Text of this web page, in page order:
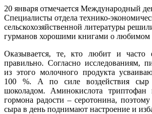
20 января отмечается Международный
Специалисты отдела технико-
сельскохозяйственной литературы
гурманов хорошими книгами о любимом
Оказывается, те, кто любит и часто
правильно. Согласно исследованиям,
из этого молочного продукта
100 %. А по силе воздействия
шоколадом. Аминокислота триптофан
гормона радости – серотонина, поэтому
сыра в день поднимают настроение и